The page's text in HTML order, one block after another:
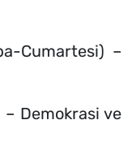
Cumartesi) –
– Demokrasi ve